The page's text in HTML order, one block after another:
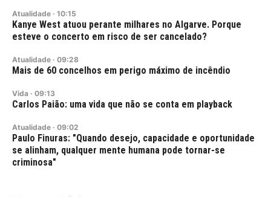
Atualidade · 10:15
Kanye West atuou perante milhares no Algarve. Porque
esteve o concerto em risco de ser cancelado?
Atualidade · 09:28
Mais de 60 concelhos em perigo máximo de incêndio
Vida · 09:13
Carlos Paião: uma vida que não se conta em playback
Atualidade · 09:02
Paulo Finuras: "Quando desejo, capacidade e oportunidade
se alinham, qualquer mente humana pode tornar-se
criminosa"